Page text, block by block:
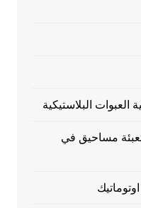
البلاستيكية
مساحيق في